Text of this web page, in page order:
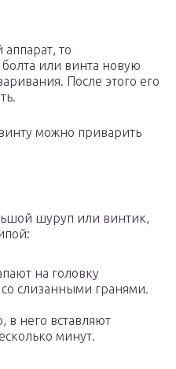
то
или винта новую
После этого его
можно приварить
шуруп или винтик,
на головку
слизанными гранями.
в него вставляют
минут.